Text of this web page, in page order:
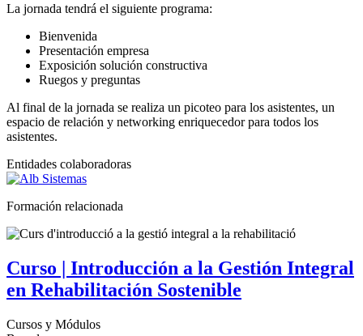
La jornada tendrá el siguiente programa:
Bienvenida
Presentación empresa
Exposición solución constructiva
Ruegos y preguntas
Al final de la jornada se realiza un picoteo para los asistentes, un
espacio de relación y networking enriquecedor para todos los
asistentes.
Entidades colaboradoras
Formación relacionada
Curso | Introducción a la Gestión Integral
en Rehabilitación Sostenible
Cursos y Módulos